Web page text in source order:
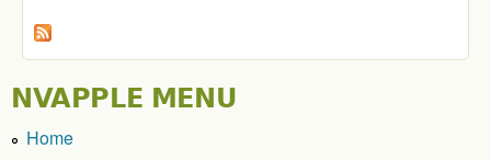
NVAPPLE MENU
Home